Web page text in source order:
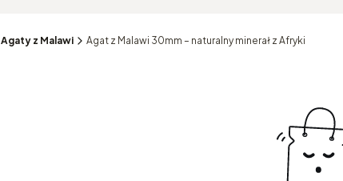
Agaty z Malawi Agat z Malawi 30mm – naturalny minerał z Afryki